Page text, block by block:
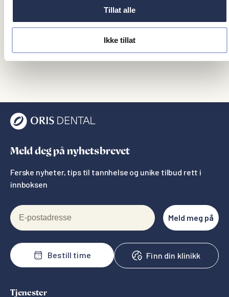
Tillat alle
Ikke tillat
Norge (TKNN)
Universitet
2024- Nestleder, IKO, IKO, UiT Norges Arktiske
Universitet
Meld deg på nyhetsbrevet
Ferske nyheter, tips til tannhelse og unike tilbud rett i
innboksen
E-postadresse
Meld meg på
Bestill time Finn din klinikk
Tjenester